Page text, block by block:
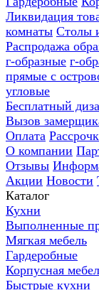
Ликвидация
комнаты Столы
Распродажа
г-образные г-
прямые с
угловые
Бесплатный
Вызов
Оплата
О компании
Отзывы
Акции Новости
Каталог
Кухни
Выполненные
Мягкая мебель
Гардеробные
Корпусная
Быстрые кухни